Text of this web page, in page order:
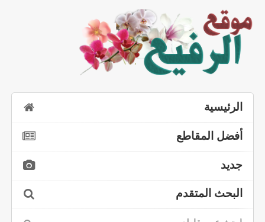
الرئيسية
أفضل المقاطع
جديد
البحث المتقدم